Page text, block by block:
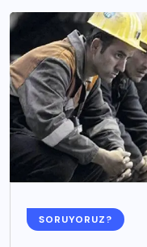
SORUYORUZ?